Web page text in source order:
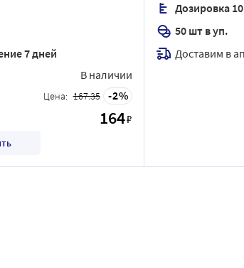
7 дней
В наличии
Цена: 167.35 2
164₽
Дозировка
50 шт в уп.
Доставим в